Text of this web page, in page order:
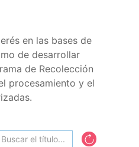
en las bases de
de desarrollar
de Recolección
procesamiento y el